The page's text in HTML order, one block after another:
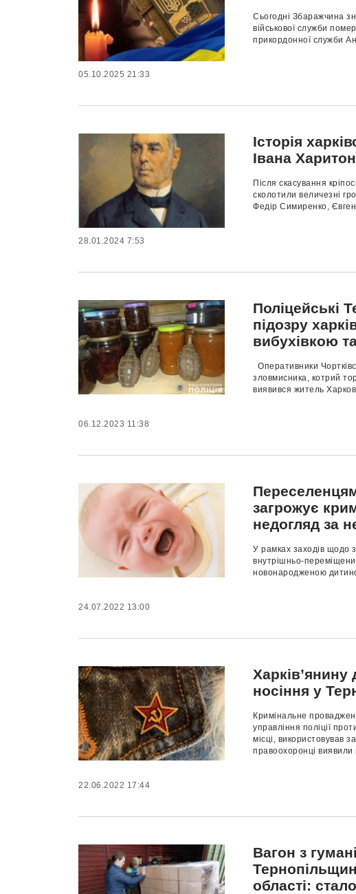
Сьогодні Збаражчина
військової служби
прикордонної служби
05.10.2025 21:33
Історія
Івана
Після скасування
сколотили величезні
Федір Симиренко,
28.01.2024 7:53
Поліцейські
підозру
вибухівкою
Оперативники
зловмисника, котрий
виявився житель
06.12.2023 11:38
загрожує
недогляд за
У рамках заходів щодо
внутрішньо-
новонародженою
24.07.2022 13:00
Харків’янину
носіння у
Кримінальне
управління поліції
місці, використовував
правоохоронці виявили
22.06.2022 17:44
Вагон з
області: